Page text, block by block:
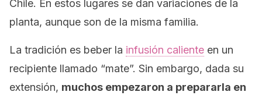
Chile. En estos lugares se dan variaciones de la
planta, aunque son de la misma familia.
La tradición es beber la infusión caliente en un
recipiente llamado “mate”. Sin embargo, dada su
extensión, muchos empezaron a prepararla en